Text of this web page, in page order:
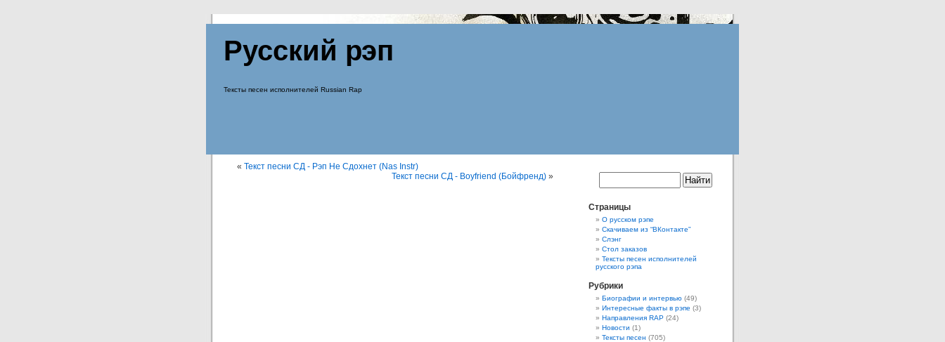
Русский рэп
Тексты песен исполнителей Russian Rap
« Текст песни СД - Рэп Не Сдохнет (Nas Instr)
Текст песни СД - Boyfriend (Бойфренд) »
Страницы
О русском рэпе
Скачиваем из “ВКонтакте”
Слэнг
Стол заказов
Тексты песен исполнителей
русского рэпа
Рубрики
Биографии и интервью (49)
Интересные факты в рэпе (3)
Направления RAP (24)
Новости (1)
Тексты песен (705)